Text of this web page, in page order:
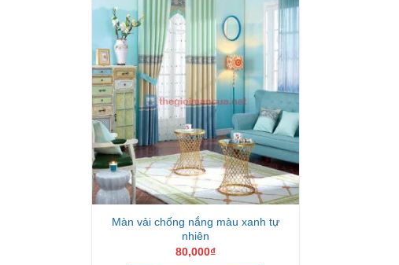
Add to
Wishlist
Màn vải chống nắng màu xanh tự
nhiên
80,000₫